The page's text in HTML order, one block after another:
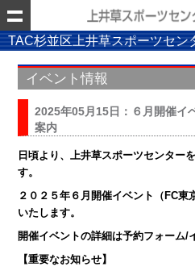
TAC杉並区上井草スポーツセン
イベント情報
2025年05月15日：６月開催
案内
日頃より、上井草スポーツセンター
す。
２０２５年６月開催イベント（FC
いたします。
開催イベントの詳細は予約フォーム/
【重要なお知らせ】